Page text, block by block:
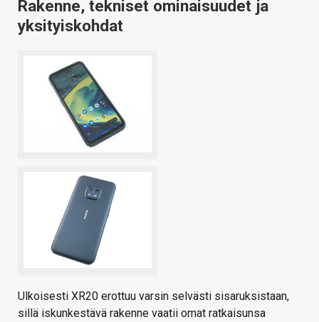
Rakenne, tekniset ominaisuudet ja
yksityiskohdat
Ulkoisesti XR20 erottuu varsin selvästi sisaruksistaan,
sillä iskunkestävä rakenne vaatii omat ratkaisunsa